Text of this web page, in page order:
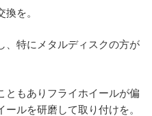
を。
、特にメタルディスクの方が
ともありフライホイールが偏
ルを研磨して取り付けを。